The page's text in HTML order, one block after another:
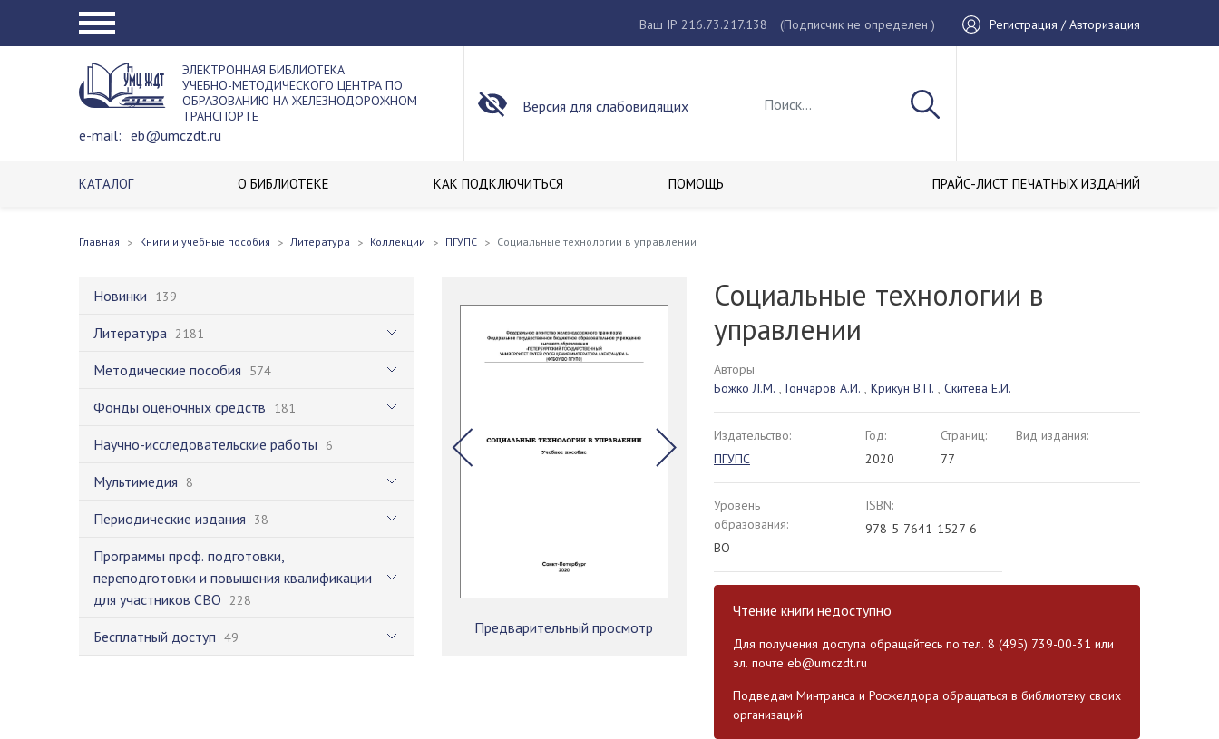
Ваш IP 216.73.217.138 (Подписчик не определен ) Регистрация / Авторизация
ЭЛЕКТРОННАЯ БИБЛИОТЕКА
УЧЕБНО-МЕТОДИЧЕСКОГО ЦЕНТРА ПО
ОБРАЗОВАНИЮ НА ЖЕЛЕЗНОДОРОЖНОМ
ТРАНСПОРТЕ
e-mail: eb@umczdt.ru
Версия для слабовидящих
КАТАЛОГ О БИБЛИОТЕКЕ КАК ПОДКЛЮЧИТЬСЯ ПОМОЩЬ ПРАЙС-ЛИСТ ПЕЧАТНЫХ ИЗДАНИЙ
Главная Книги и учебные пособия Литература Коллекции ПГУПС Социальные технологии в управлении
Новинки 139
Литература 2181
Методические пособия 574
Фонды оценочных средств 181
Научно-исследовательские работы 6
Мультимедия 8
Периодические издания 38
Программы проф. подготовки,
переподготовки и повышения квалификации
для участников СВО 228
Бесплатный доступ 49
Предварительный просмотр
Социальные технологии в
управлении
Авторы
Божко Л.М. , Гончаров А.И. , Крикун В.П. , Скитёва Е.И.
Издательство:
ПГУПС
Год:
2020
Страниц:
77
Вид издания:
Уровень
образования:
ВО
ISBN:
978-5-7641-1527-6
Чтение книги недоступно
Для получения доступа обращайтесь по тел. 8 (495) 739-00-31 или
эл. почте eb@umczdt.ru
Подведам Минтранса и Росжелдора обращаться в библиотеку своих
организаций